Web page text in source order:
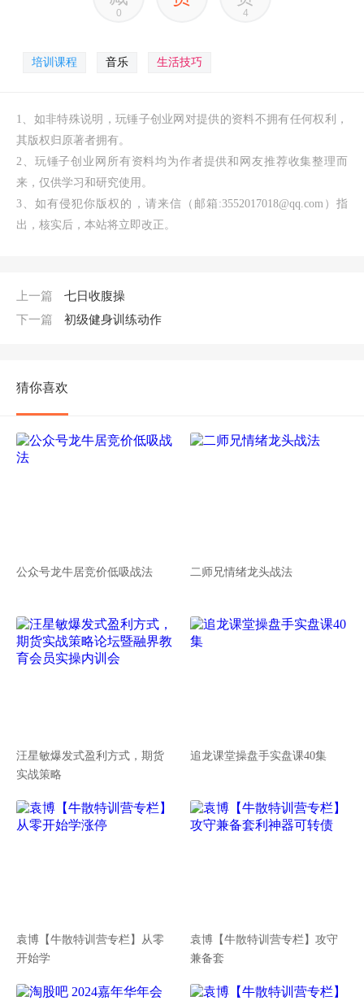
0 4
培训课程 音乐 生活技巧
1、如非特殊说明，玩锤子创业网对提供的资料不拥有任何权利，
其版权归原著者拥有。
2、玩锤子创业网所有资料均为作者提供和网友推荐收集整理而
来，仅供学习和研究使用。
3、如有侵犯你版权的，请来信（邮箱:3552017018@qq.com）指
出，核实后，本站将立即改正。
上一篇
七日收腹操
下一篇
初级健身训练动作
猜你喜欢
公众号龙牛居竞价低吸战法 二师兄情绪龙头战法
汪星敏爆发式盈利方式，期货
实战策略
追龙课堂操盘手实盘课40集
袁博【牛散特训营专栏】从零
开始学
袁博【牛散特训营专栏】攻守
兼备套